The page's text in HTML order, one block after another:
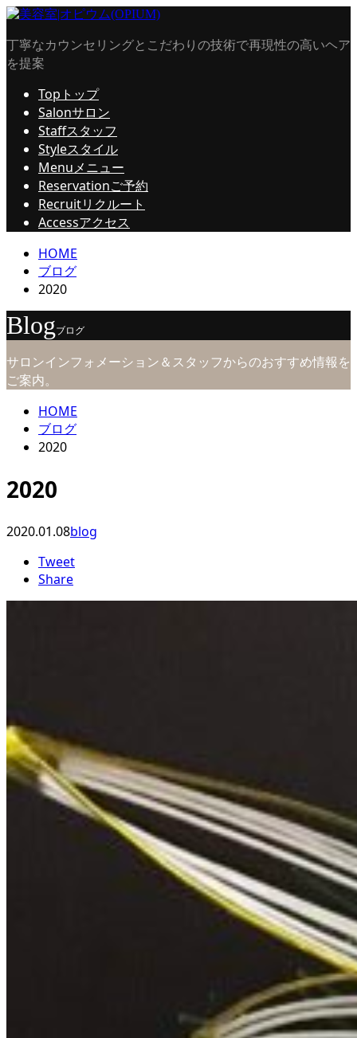
丁寧なカウンセリングとこだわりの技術で再現性の高いヘア
を提案
Top トップ
Salonサロン
Staffスタッフ
Styleスタイル
Menuメニュー
Reservationご予約
Recruitリクルート
Accessアクセス
HOME
ブログ
2020
Blogブログ
サロンインフォメーション＆スタッフからのおすすめ情報を
ご案内。
HOME
ブログ
2020
2020
2020.01.08blog
Tweet
Share